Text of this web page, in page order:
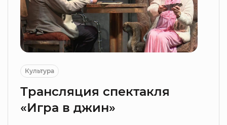
Культура
Трансляция спектакля
«Игра в джин»